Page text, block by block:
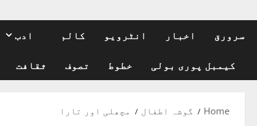
سرورق اخبار انٹرویو کالم ادب
کیمبل پوری بولی خطوط تصوف ثقافت
Home گوشہ اطفال مچھلی اور تارا